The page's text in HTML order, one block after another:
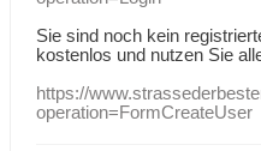
Sie sind noch kein
kostenlos und nutzen Sie
https://
operation=FormCreateUser